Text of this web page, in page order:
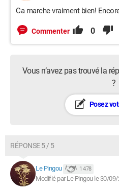
Ca marche vraiment bien!
Commenter 0
Vous n’avez pas trouvé la
?
Posez
RÉPONSE 5 / 5
Le Pingou 1 478
Modifié par Le Pingou le 30/